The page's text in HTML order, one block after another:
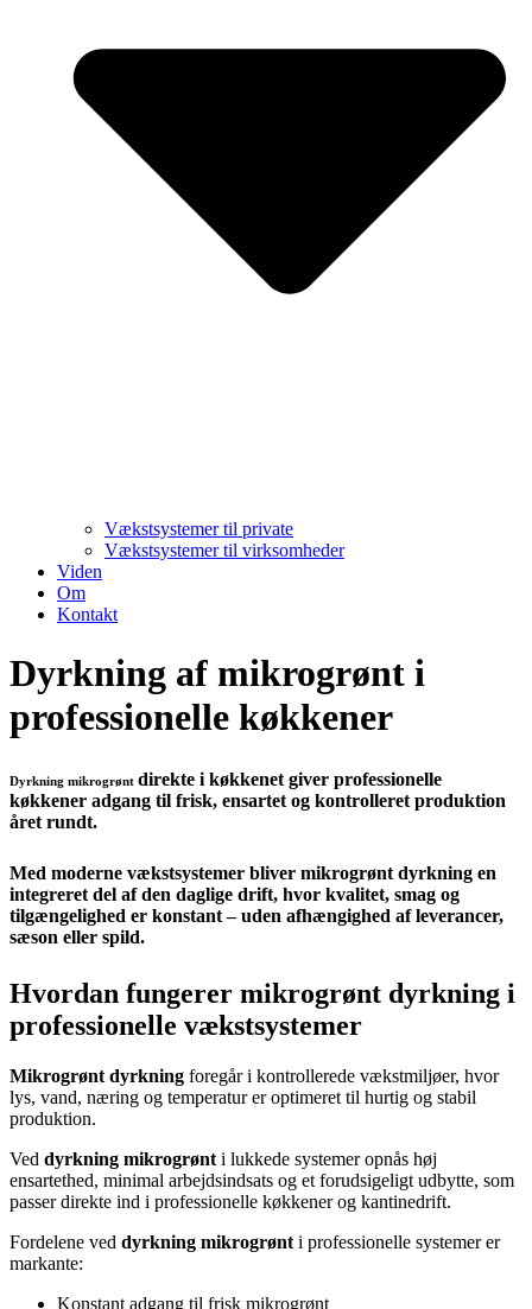
Vækstsystemer til private
Vækstsystemer til virksomheder
Viden
Om
Kontakt
Dyrkning af mikrogrønt i
professionelle køkkener
Dyrkning mikrogrønt direkte i køkkenet giver professionelle
køkkener adgang til frisk, ensartet og kontrolleret produktion
året rundt.
Med moderne vækstsystemer bliver mikrogrønt dyrkning en
integreret del af den daglige drift, hvor kvalitet, smag og
tilgængelighed er konstant – uden afhængighed af leverancer,
sæson eller spild.
Hvordan fungerer mikrogrønt dyrkning i
professionelle vækstsystemer
Mikrogrønt dyrkning foregår i kontrollerede vækstmiljøer, hvor
lys, vand, næring og temperatur er optimeret til hurtig og stabil
produktion.
Ved dyrkning mikrogrønt i lukkede systemer opnås høj
ensartethed, minimal arbejdsindsats og et forudsigeligt udbytte, som
passer direkte ind i professionelle køkkener og kantinedrift.
Fordelene ved dyrkning mikrogrønt i professionelle systemer er
markante:
Konstant adgang til frisk mikrogrønt